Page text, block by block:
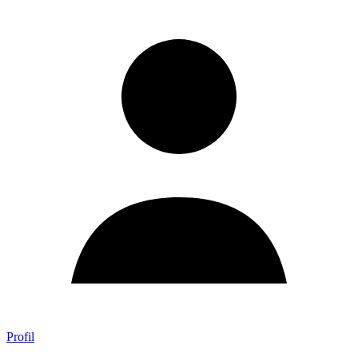
Profil